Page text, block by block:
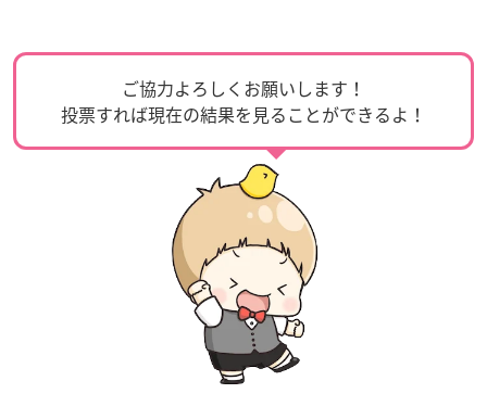
ご協力よろしくお願いします！
投票すれば現在の結果を見ることができるよ！